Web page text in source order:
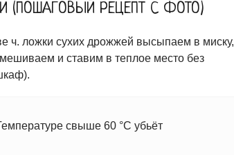
(ПОШАГОВЫЙ РЕЦЕПТ С ФОТО)
ч. ложки сухих дрожжей высыпаем в миску,
и ставим в теплое место без
свыше 60 °С убьёт